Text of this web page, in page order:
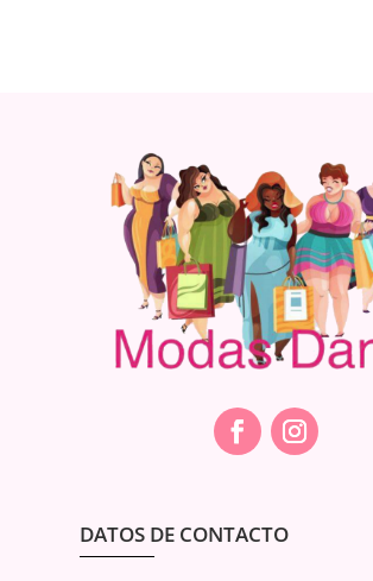
DATOS DE CONTACTO